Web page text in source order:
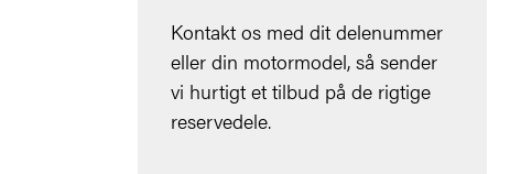
Kontakt os med dit delenummer
eller din motormodel, så sender
vi hurtigt et tilbud på de rigtige
reservedele.